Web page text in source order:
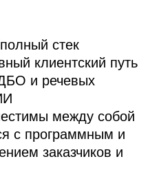
стек
клиентский путь
и речевых
между собой
с программным и
заказчиков и